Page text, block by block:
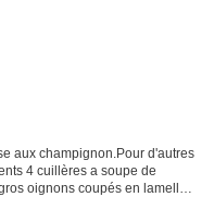
aux champignon.Pour d'autres
4 cuillères a soupe de
oignons coupés en lamelles